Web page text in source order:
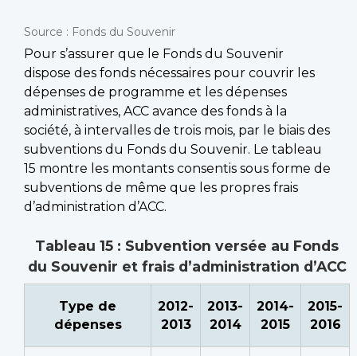
Source : Fonds du Souvenir
Pour s’assurer que le Fonds du Souvenir
dispose des fonds nécessaires pour couvrir les
dépenses de programme et les dépenses
administratives, ACC avance des fonds à la
société, à intervalles de trois mois, par le biais des
subventions du Fonds du Souvenir. Le tableau
15 montre les montants consentis sous forme de
subventions de même que les propres frais
d’administration d’ACC.
Tableau 15 : Subvention versée au Fonds
du Souvenir et frais d’administration d’ACC
Type de
dépenses
2012-
2013
2013-
2014
2014-
2015
2015-
2016